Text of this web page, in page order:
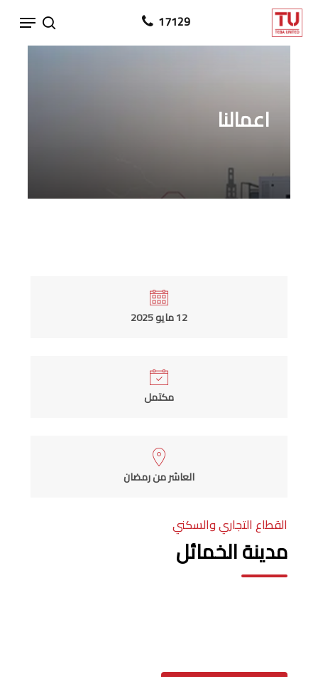
Skip
17129
search
Menu
اعمالنا
12 مايو 2025
مكتمل
العاشر من رمضان
القطاع التجاري والسكني
مدينة الخمائل